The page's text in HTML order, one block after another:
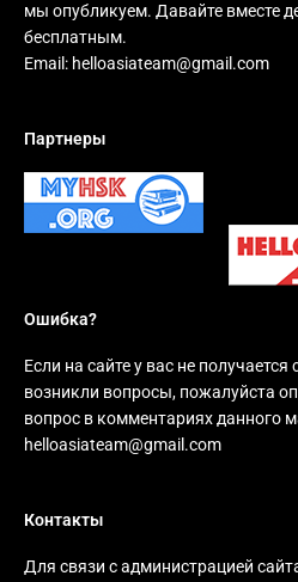
мы опубликуем. Давайте вместе
бесплатным.
Email: helloasiateam@gmail.com
Партнеры
Ошибка?
Если на сайте у вас не
возникли вопросы, пожалуйста
вопрос в комментариях данного
helloasiateam@gmail.com
Контакты
Для связи с администрацией